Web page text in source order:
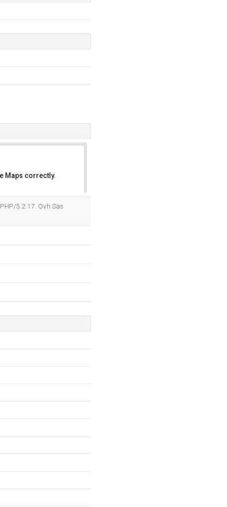
Maps correctly.
5.2.17. Ovh Sas